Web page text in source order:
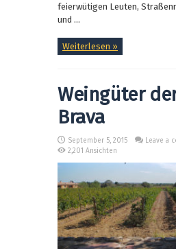
feierwütigen Leuten,
und ...
Weiterlesen »
Weingüter
Brava
September 5, 2015
Leave a
2,201 Ansichten